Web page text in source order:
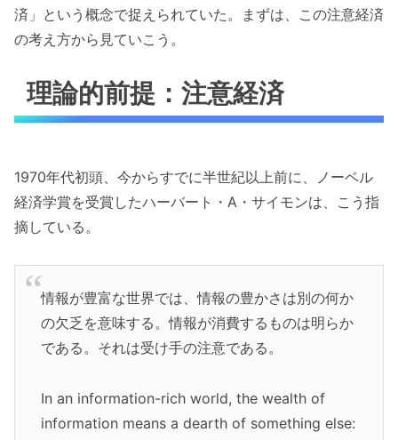
済」という概念で捉えられていた。まずは、この注意経済
の考え方から見ていこう。
理論的前提：注意経済
1970年代初頭、今からすでに半世紀以上前に、ノーベル
経済学賞を受賞したハーバート・A・サイモンは、こう指
摘している。
情報が豊富な世界では、情報の豊かさは別の何か
の欠乏を意味する。情報が消費するものは明らか
である。それは受け手の注意である。
In an information-rich world, the wealth of
information means a dearth of something else: